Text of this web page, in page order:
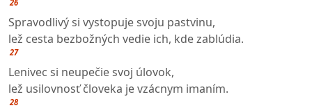
26
Spravodlivý si vystopuje svoju pastvinu,
lež cesta bezbožných vedie ich, kde zablúdia.
27
Lenivec si neupečie svoj úlovok,
lež usilovnosť človeka je vzácnym imaním.
28